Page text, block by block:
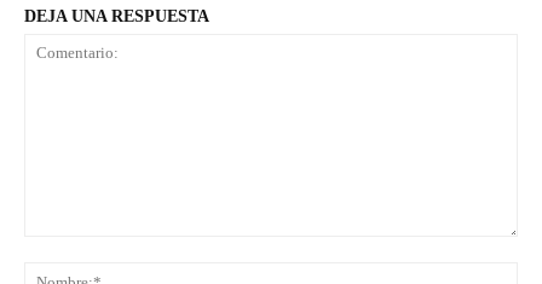
DEJA UNA RESPUESTA